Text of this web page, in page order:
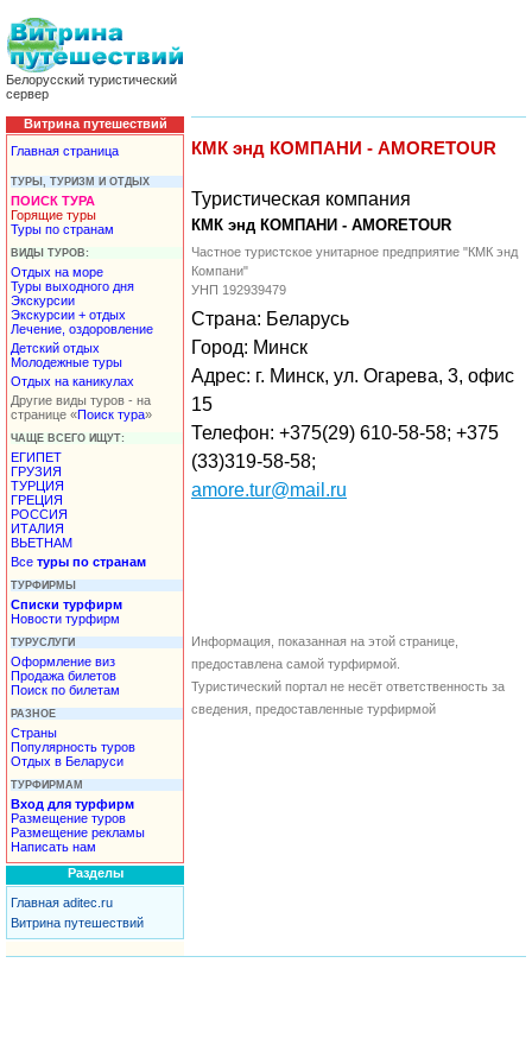
Белорусский туристический
сервер
Витрина путешествий
Главная страница
ТУРЫ, ТУРИЗМ И ОТДЫХ
ПОИСК ТУРА
Горящие туры
Туры по странам
ВИДЫ ТУРОВ:
Отдых на море
Туры выходного дня
Экскурсии
Экскурсии + отдых
Лечение, оздоровление
Детский отдых
Молодежные туры
Отдых на каникулах
Другие виды туров - на
странице «Поиск тура»
ЧАЩЕ ВСЕГО ИЩУТ:
ЕГИПЕТ
ГРУЗИЯ
ТУРЦИЯ
ГРЕЦИЯ
РОССИЯ
ИТАЛИЯ
ВЬЕТНАМ
Все туры по странам
ТУРФИРМЫ
Списки турфирм
Новости турфирм
ТУРУСЛУГИ
Оформление виз
Продажа билетов
Поиск по билетам
РАЗНОЕ
Страны
Популярность туров
Отдых в Беларуси
ТУРФИРМАМ
Вход для турфирм
Размещение туров
Размещение рекламы
Написать нам
Разделы
Главная aditec.ru
Витрина путешествий
КМК энд КОМПАНИ - AMORETOUR
Туристическая компания
КМК энд КОМПАНИ - AMORETOUR
Частное туристское унитарное предприятие "КМК энд
Компани"
УНП 192939479
Страна: Беларусь
Город: Минск
Адрес: г. Минск, ул. Огарева, 3, офис
15
Телефон: +375(29) 610-58-58; +375
(33)319-58-58;
amore.tur@mail.ru
Информация, показанная на этой странице,
предоставлена самой турфирмой.
Туристический портал не несёт ответственность за
сведения, предоставленные турфирмой